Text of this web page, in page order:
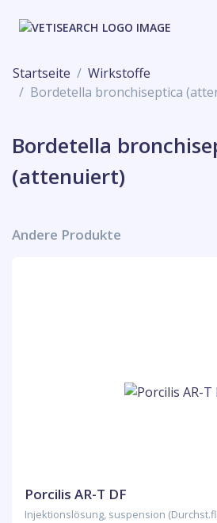
Startseite
Wirkstoffe
Bordetella bronchiseptica
Bordetella
(attenuiert)
Andere Produkte
Porcilis AR-T DF
Injektionslösung, suspension